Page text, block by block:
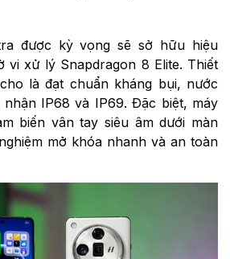
được kỳ vọng sẽ sở hữu hiệu
vi xử lý Snapdragon 8 Elite. Thiết
là đạt chuẩn kháng bụi, nước
IP68 và IP69. Đặc biệt, máy
biến vân tay siêu âm dưới màn
mở khóa nhanh và an toàn